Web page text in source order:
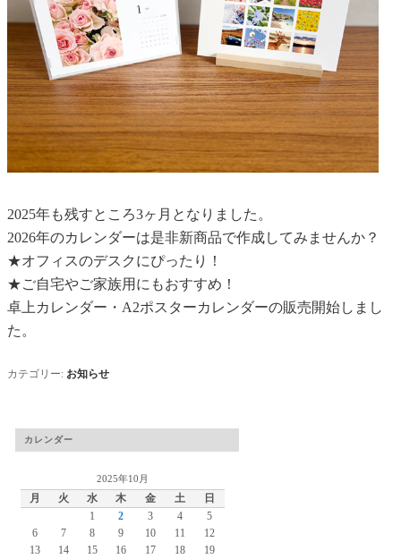
2025年も残すところ3ヶ月となりました。
2026年のカレンダーは是非新商品で作成してみませんか？
★オフィスのデスクにぴったり！
★ご自宅やご家族用にもおすすめ！
卓上カレンダー・A2ポスターカレンダーの販売開始しまし
た。
カテゴリー: お知らせ
カレンダー
2025年10月
月 火 水 木 金 土
日
1
2 3 4
5
6
7 8 9 10 11
12
13
14 15 16 17 18
19